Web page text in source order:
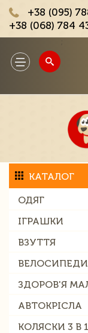
+38 (095)
+38 (068) 784
Toggle
navigation
КАТАЛОГ
ОДЯГ
ІГРАШКИ
ВЗУТТЯ
ЗДОРОВ'Я
АВТОКРІСЛА
КОЛЯСКИ 3 В